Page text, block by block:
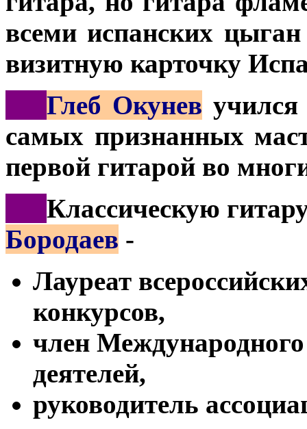
всеми испанских
визитную карточку
Глеб Окунев
самых признанных
первой гитарой во
Классическую
Бородаев -
Лауреат
конкурсов,
член
деятелей,
руководитель